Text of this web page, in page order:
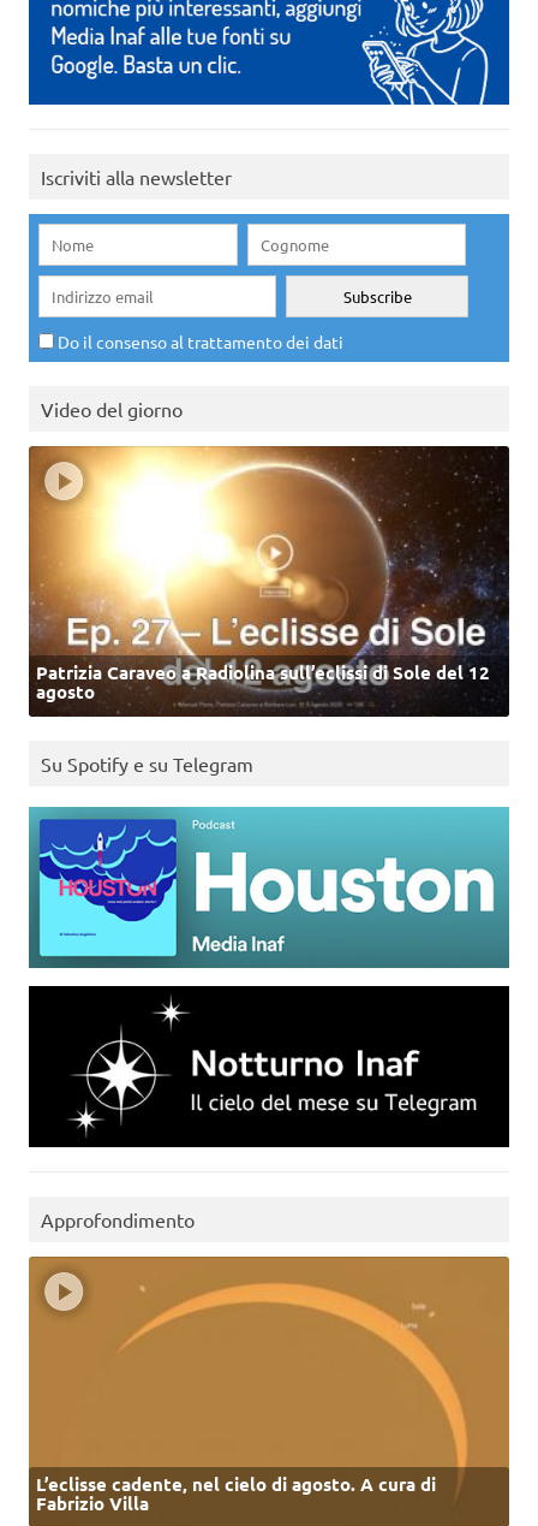
Iscriviti alla newsletter
Do il consenso al trattamento dei dati
Video del giorno
Patrizia Caraveo a Radiolina sull’eclissi di Sole del 12
agosto
Su Spotify e su Telegram
Approfondimento
L’eclisse cadente, nel cielo di agosto. A cura di
Fabrizio Villa